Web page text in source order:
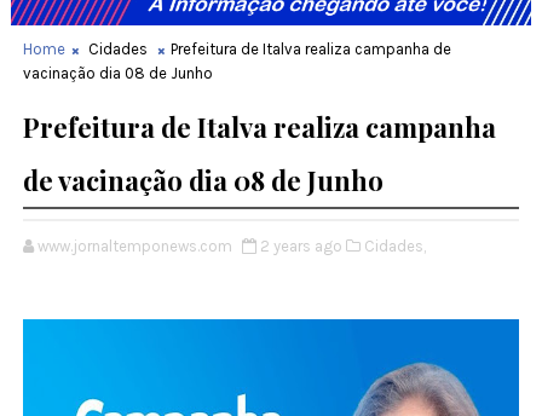
Home Cidades
Prefeitura de Italva realiza campanha de
vacinação dia 08 de Junho
Prefeitura de Italva realiza campanha
de vacinação dia 08 de Junho
www.jornaltemponews.com 2 years ago Cidades,